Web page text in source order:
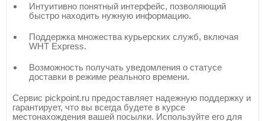
Интуитивно понятный интерфейс, позволяющий
быстро находить нужную информацию.
Поддержка множества курьерских служб, включая
WHT Express.
Возможность получать уведомления о статусе
доставки в режиме реального времени.
Сервис pickpoint.ru предоставляет надежную поддержку и
гарантирует, что вы всегда будете в курсе
местонахождения вашей посылки. Используйте его для